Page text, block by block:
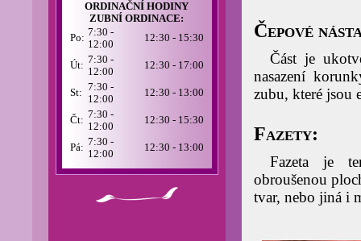
ORDINAČNÍ HODINY
ZUBNÍ ORDINACE:
Po: 7:30 -
12:00
12:30 - 15:30
Út: 7:30 -
12:00
12:30 - 17:00
St: 7:30 -
12:00
12:30 - 13:00
Čt: 7:30 -
12:00
12:30 - 15:30
Pá: 7:30 -
12:00
12:30 - 13:00
Čepové
Část je
nasazení
zubu, které jsou
Fazety:
Fazeta je
obroušenou
tvar, nebo jiná i